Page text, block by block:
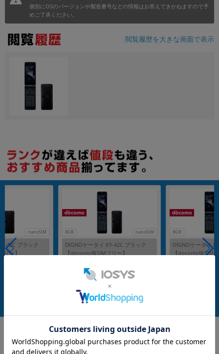
個別にOSのバージョンや製造番号などの情報はお答えできかねますので予
めご了承ください。
閲覧履歴を大きな画面で表示
nanoSIM
42C ブラック
ー】
8GB nanoSIM
DIGNOケータイ KY-42C ブラック
【docomo版SIMフリー】
発売日：2023/03
付属品: 電池パック
中古Bランク 10,800 円
8GB
DIGNOケータイ
【docomo版SIM
価格
発売日
各項目のチェックボックスは「or検索」となります。
ただし機能別のみ「and検索」となります。